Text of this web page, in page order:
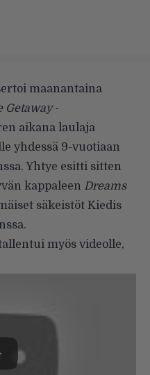
maanantaina
Getaway-
aikana laulaja
yhdessä 9-vuotiaan
Yhtye esitti sitten
kappaleen Dreams
säkeistöt Kiedis
myös videolle,